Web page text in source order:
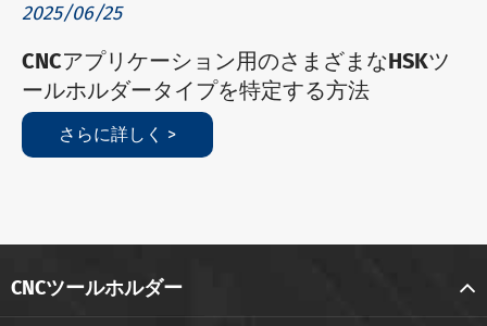
2025/06/25
CNCアプリケーション用のさまざまなHSKツ
ールホルダータイプを特定する方法
さらに詳しく >
CNCツールホルダー